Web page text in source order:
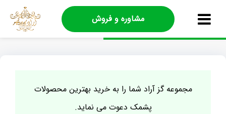
مشاوره و فروش
مجموعه گز آراد شما را به خرید بهترین محصولات
پشمک دعوت می نماید.